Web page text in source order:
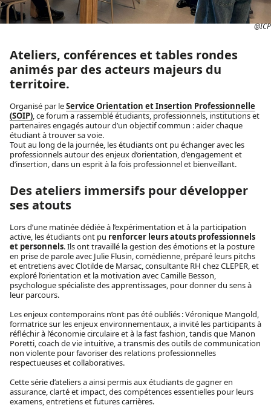
@ICP
Ateliers, conférences et tables rondes
animés par des acteurs majeurs du
territoire.
Organisé par leService Orientation et Insertion Professionnelle
(SOIP), ce forum a rassemblé étudiants, professionnels, institutions et
partenaires engagés autour d’un objectif commun : aider chaque
étudiant à trouver sa voie.
Tout au long de la journée, les étudiants ont pu échanger avec les
professionnels autour des enjeux d’orientation, d’engagement et
d’insertion, dans un esprit à la fois professionnel et bienveillant.
Des ateliers immersifs pour développer
ses atouts
Lors d’une matinée dédiée à l’expérimentation et à la participation
active, les étudiants ont pu renforcer leurs atouts professionnels
et personnels. Ils ont travaillé la gestion des émotions et la posture
en prise de parole avec Julie Flusin, comédienne, préparé leurs pitchs
et entretiens avec Clotilde de Marsac, consultante RH chez CLEPER, et
exploré l’orientation et la motivation avec Camille Besson,
psychologue spécialiste des apprentissages, pour donner du sens à
leur parcours.
Les enjeux contemporains n’ont pas été oubliés : Véronique Mangold,
formatrice sur les enjeux environnementaux, a invité les participants à
réfléchir à l’économie circulaire et à la fast fashion, tandis que Manon
Poretti, coach de vie intuitive, a transmis des outils de communication
non violente pour favoriser des relations professionnelles
respectueuses et collaboratives.
Cette série d’ateliers a ainsi permis aux étudiants de gagner en
assurance, clarté et impact, des compétences essentielles pour leurs
examens, entretiens et futures carrières.